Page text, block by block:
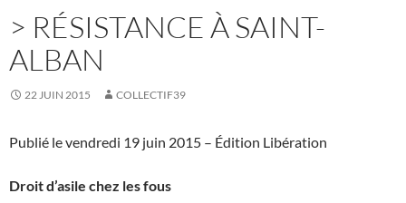
> RÉSISTANCE À SAINT-
ALBAN
22 JUIN 2015 COLLECTIF39
Publié le vendredi 19 juin 2015 – Édition Libération
Droit d’asile chez les fous